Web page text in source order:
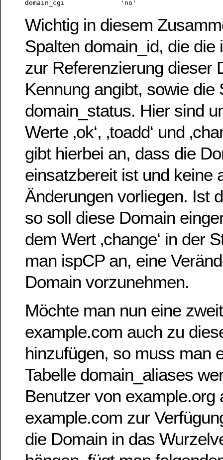
Wichtig in diesem
Spalten domain_id, die die
zur Referenzierung dieser
Kennung angibt, sowie die
domain_status. Hier sind
Werte ‚ok‘, ‚toadd‘ und
gibt hierbei an, dass die
einsatzbereit ist und keine
Änderungen vorliegen. Ist
so soll diese Domain
dem Wert ‚change‘ in der
man ispCP an, eine
Domain vorzunehmen.
Möchte man nun eine
example.com auch zu
hinzufügen, so muss man
Tabelle domain_aliases
Benutzer von example.org
example.com zur
die Domain in das